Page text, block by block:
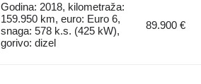
Godina: 2018, kilometraža:
159.950 km, euro: Euro 6,
snaga: 578 k.s. (425 kW),
gorivo: dizel
89.900 €